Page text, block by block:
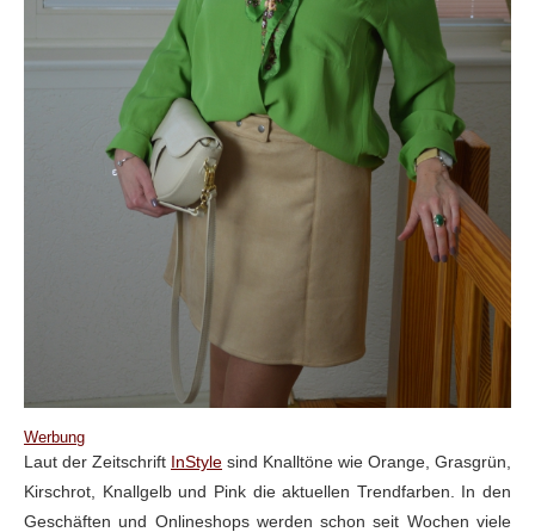
Werbung
Laut der Zeitschrift InStyle sind Knalltöne wie Orange, Grasgrün,
Kirschrot, Knallgelb und Pink die aktuellen Trendfarben. In den
Geschäften und Onlineshops werden schon seit Wochen viele